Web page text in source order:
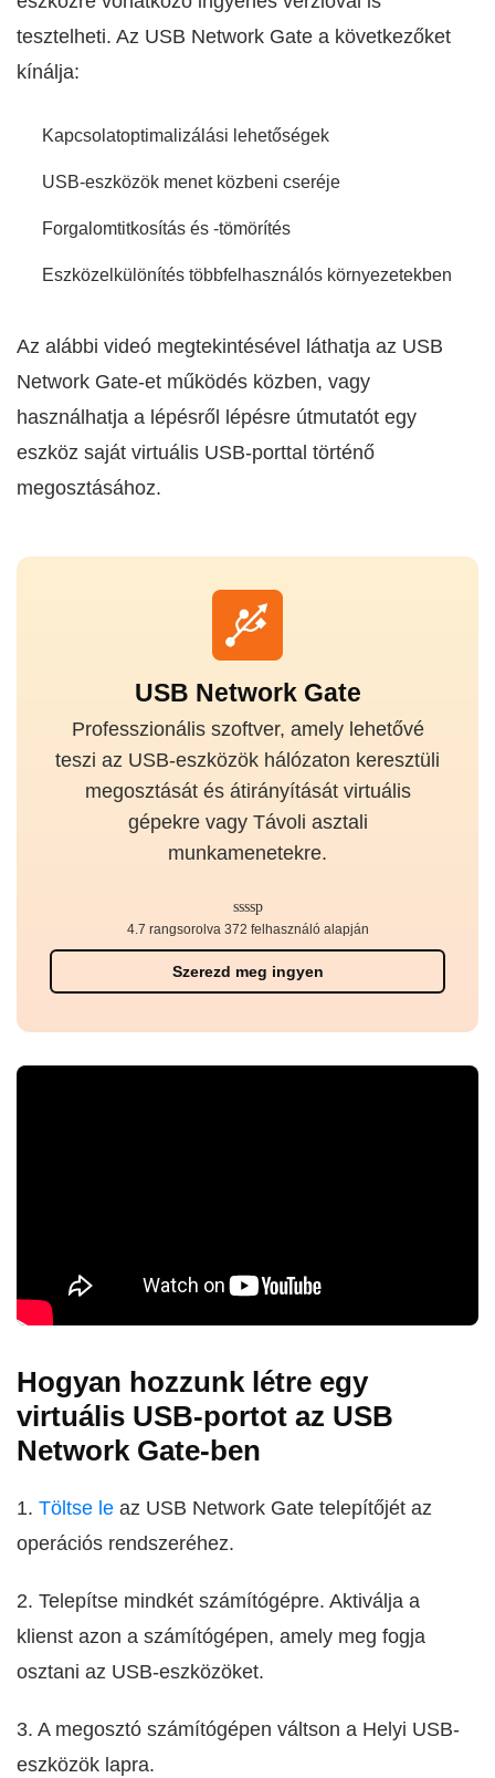
tesztelheti. Az USB Network Gate a következőket
kínálja:
Kapcsolatoptimalizálási lehetőségek
USB-eszközök menet közbeni cseréje
Forgalomtitkosítás és -tömörítés
Eszközelkülönítés többfelhasználós környezetekben
Az alábbi videó megtekintésével láthatja az USB
Network Gate-et működés közben, vagy
használhatja a lépésről lépésre útmutatót egy
eszköz saját virtuális USB-porttal történő
megosztásához.
USB Network Gate
Professzionális szoftver, amely lehetővé
teszi az USB-eszközök hálózaton keresztüli
megosztását és átirányítását virtuális
gépekre vagy Távoli asztali
munkamenetekre.
Szerezd meg ingyen
4.7 rangsorolva 372 felhasználó alapján
Hogyan hozzunk létre egy
virtuális USB-portot az USB
Network Gate-ben
1. Töltse le az USB Network Gate telepítőjét az
operációs rendszeréhez.
2. Telepítse mindkét számítógépre. Aktiválja a
klienst azon a számítógépen, amely meg fogja
osztani az USB-eszközöket.
3. A megosztó számítógépen váltson a Helyi USB-
eszközök lapra.